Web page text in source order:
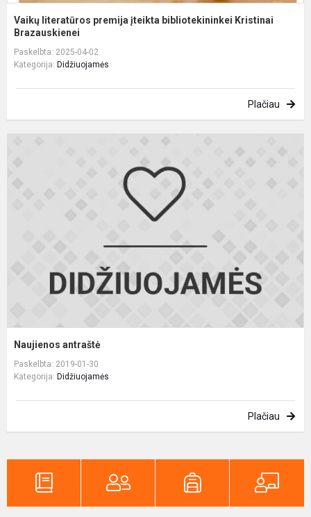
Vaikų literatūros premija įteikta bibliotekininkei Kristinai
Brazauskienei
Paskelbta: 2025-04-02
Kategorija: Didžiuojamės
Plačiau
Naujienos antraštė
Paskelbta: 2019-01-30
Kategorija: Didžiuojamės
Plačiau